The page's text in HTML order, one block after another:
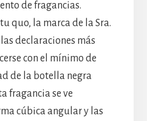
de fragancias.
quo, la marca de la Sra.
declaraciones más
con el mínimo de
de la botella negra
fragancia se ve
cúbica angular y las